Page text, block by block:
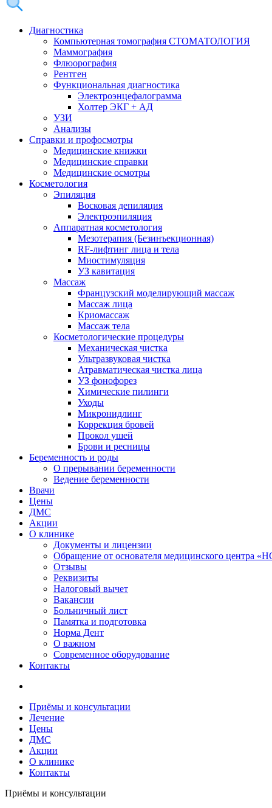
Диагностика
Компьютерная томография СТОМАТОЛОГИЯ
Маммография
Флюорография
Рентген
Функциональная диагностика
Электроэнцефалограмма
Холтер ЭКГ + АД
УЗИ
Анализы
Справки и профосмотры
Медицинские книжки
Медицинские справки
Медицинские осмотры
Косметология
Эпиляция
Восковая депиляция
Электроэпиляция
Аппаратная косметология
Мезотерапия (Безинъекционная)
RF-лифтинг лица и тела
Миостимуляция
УЗ кавитация
Массаж
Французский моделирующий массаж
Массаж лица
Криомассаж
Массаж тела
Косметологические процедуры
Механическая чистка
Ультразвуковая чистка
Атравматическая чистка лица
УЗ фонофорез
Химические пилинги
Уходы
Микронидлинг
Коррекция бровей
Прокол ушей
Брови и ресницы
Беременность и роды
О прерывании беременности
Ведение беременности
Врачи
Цены
ДМС
Акции
О клинике
Документы и лицензии
Обращение от основателя медицинского центра
Отзывы
Реквизиты
Налоговый вычет
Вакансии
Больничный лист
Памятка и подготовка
Норма Дент
О важном
Современное оборудование
Контакты
Приёмы и консультации
Лечение
Цены
ДМС
Акции
О клинике
Контакты
Приёмы и консультации